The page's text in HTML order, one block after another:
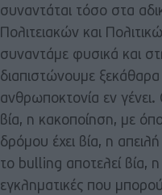
συναντάται τόσο στα
Πολιτειακών και
συναντάμε φυσικά και
διαπιστώνουμε
ανθρωποκτονία εν γένει.
βία, η κακοποίηση, με
δρόμου έχει βία, η
το bulling αποτελεί βία, η
εγκληματικές που